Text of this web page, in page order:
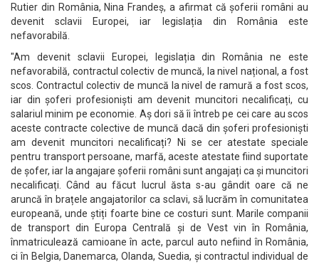
Rutier din România, Nina Frandeș, a afirmat că șoferii români au
devenit sclavii Europei, iar legislația din România este
nefavorabilă.
"Am devenit sclavii Europei, legislația din România ne este
nefavorabilă, contractul colectiv de muncă, la nivel național, a fost
scos. Contractul colectiv de muncă la nivel de ramură a fost scos,
iar din șoferi profesioniști am devenit muncitori necalificați, cu
salariul minim pe economie. Aș dori să îi întreb pe cei care au scos
aceste contracte colective de muncă dacă din șoferi profesioniști
am devenit muncitori necalificați? Ni se cer atestate speciale
pentru transport persoane, marfă, aceste atestate fiind suportate
de șofer, iar la angajare șoferii români sunt angajați ca și muncitori
necalificați. Când au făcut lucrul ăsta s-au gândit oare că ne
aruncă în brațele angajatorilor ca sclavi, să lucrăm în comunitatea
europeană, unde știți foarte bine ce costuri sunt. Marile companii
de transport din Europa Centrală și de Vest vin în România,
înmatriculează camioane în acte, parcul auto nefiind în România,
ci în Belgia, Danemarca, Olanda, Suedia, și contractul individual de